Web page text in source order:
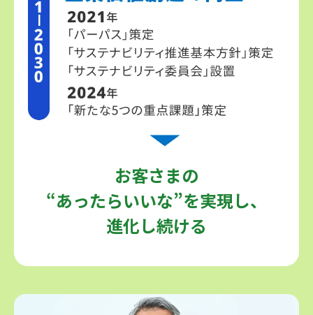
2001-2010年：持続可能な社会を実現できる会社
2007年：「CSR基本方針」策定
2001年：第1世代ATM導入
2011-2020年：多様なステークホルダーへの責務
お客さまの
“あったらいいな”を実現し、
進化し続ける